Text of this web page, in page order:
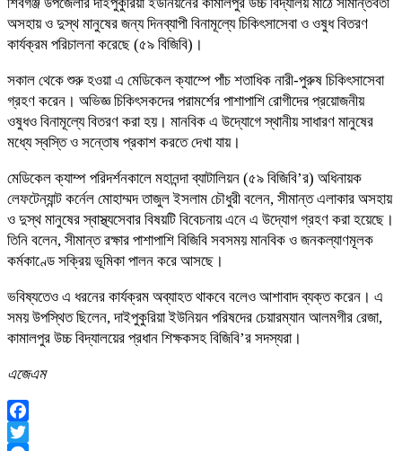
অসহায় ও দুস্থ মানুষের জন্য দিনব্যাপী বিনামূল্যে চিকিৎসাসেবা ও ওষুধ বিতরণ
কার্যক্রম পরিচালনা করেছে (৫৯ বিজিবি)।
সকাল থেকে শুরু হওয়া এ মেডিকেল ক্যাম্পে পাঁচ শতাধিক নারী-পুরুষ চিকিৎসাসেবা
গ্রহণ করেন। অভিজ্ঞ চিকিৎসকদের পরামর্শের পাশাপাশি রোগীদের প্রয়োজনীয়
ওষুধও বিনামূল্যে বিতরণ করা হয়। মানবিক এ উদ্যোগে স্থানীয় সাধারণ মানুষের
মধ্যে স্বস্তি ও সন্তোষ প্রকাশ করতে দেখা যায়।
মেডিকেল ক্যাম্প পরিদর্শনকালে মহানন্দা ব্যাটালিয়ন (৫৯ বিজিবি’র) অধিনায়ক
লেফটেন্যান্ট কর্নেল মোহাম্মদ তাজুল ইসলাম চৌধুরী বলেন, সীমান্ত এলাকার অসহায়
ও দুস্থ মানুষের স্বাস্থ্যসেবার বিষয়টি বিবেচনায় এনে এ উদ্যোগ গ্রহণ করা হয়েছে।
তিনি বলেন, সীমান্ত রক্ষার পাশাপাশি বিজিবি সবসময় মানবিক ও জনকল্যাণমূলক
কর্মকাণ্ডে সক্রিয় ভূমিকা পালন করে আসছে।
ভবিষ্যতেও এ ধরনের কার্যক্রম অব্যাহত থাকবে বলেও আশাবাদ ব্যক্ত করেন। এ
সময় উপস্থিত ছিলেন, দাইপুকুরিয়া ইউনিয়ন পরিষদের চেয়ারম্যান আলমগীর রেজা,
কামালপুর উচ্চ বিদ্যালয়ের প্রধান শিক্ষকসহ বিজিবি’র সদস্যরা।
এজেএম
Facebook